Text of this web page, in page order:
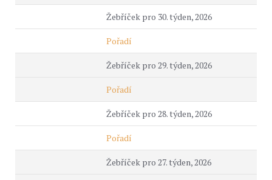
Žebříček pro 30. týden, 2026
Pořadí
Žebříček pro 29. týden, 2026
Pořadí
Žebříček pro 28. týden, 2026
Pořadí
Žebříček pro 27. týden, 2026